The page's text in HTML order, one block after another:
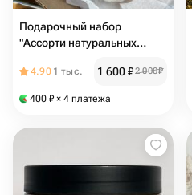
Подарочный набор
"Ассорти натуральных
4.90 1 тыс. 1 600₽2 000₽
400 ₽ × 4 платежа